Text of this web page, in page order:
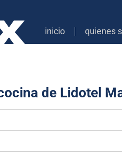
inicio quienes
de Lidotel